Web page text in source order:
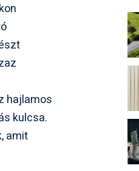
hajlamos
kulcsa.
amit